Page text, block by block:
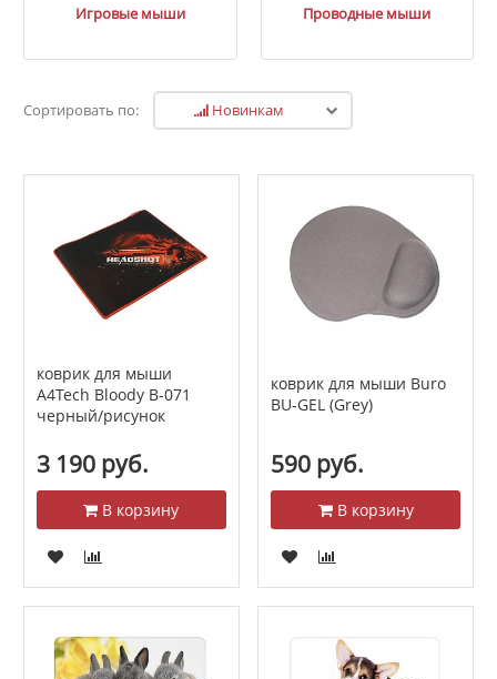
Игровые мыши Проводные мыши
Сортировать по: Новинкам
коврик для мыши
A4Tech Bloody B-071
черный/рисунок
3 190 руб.
В корзину
коврик для мыши Buro
BU-GEL (Grey)
590 руб.
В корзину